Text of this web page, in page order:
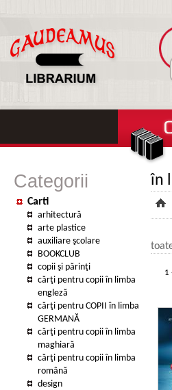
Categorii
Carti
arhitectură
arte plastice
auxiliare şcolare
BOOKCLUB
copii şi părinţi
cărţi pentru copii în limba
engleză
cărţi pentru COPII în limba
GERMANĂ
cărţi pentru copii în limba
maghiară
cărţi pentru copii în limba
română
design
în
1